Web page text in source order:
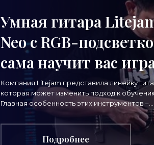
Умная гитара
Neo с RGB-
сама научит вас
- «Гаджеты»
Компания Litejam представила линейку
которая может изменить подход к
Главная особенность этих инструментов –
встроенная RGB-подсветка грифа.
Подробнее